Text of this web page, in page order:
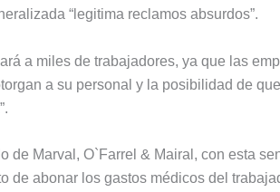
“legitima reclamos absurdos”.
a miles de trabajadores, ya que las
a su personal y la posibilidad de
de Marval, O`Farrel & Mairal, con esta
de abonar los gastos médicos del